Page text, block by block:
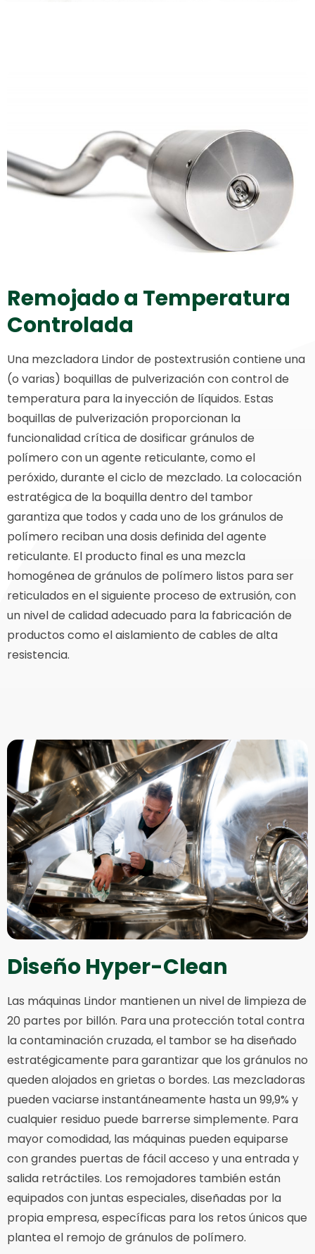
Remojado a Temperatura
Controlada
Una mezcladora Lindor de postextrusión contiene una
(o varias) boquillas de pulverización con control de
temperatura para la inyección de líquidos. Estas
boquillas de pulverización proporcionan la
funcionalidad crítica de dosificar gránulos de
polímero con un agente reticulante, como el
peróxido, durante el ciclo de mezclado. La colocación
estratégica de la boquilla dentro del tambor
garantiza que todos y cada uno de los gránulos de
polímero reciban una dosis definida del agente
reticulante. El producto final es una mezcla
homogénea de gránulos de polímero listos para ser
reticulados en el siguiente proceso de extrusión, con
un nivel de calidad adecuado para la fabricación de
productos como el aislamiento de cables de alta
resistencia.
Diseño Hyper-Clean
Las máquinas Lindor mantienen un nivel de limpieza de
20 partes por billón. Para una protección total contra
la contaminación cruzada, el tambor se ha diseñado
estratégicamente para garantizar que los gránulos no
queden alojados en grietas o bordes. Las mezcladoras
pueden vaciarse instantáneamente hasta un 99,9% y
cualquier residuo puede barrerse simplemente. Para
mayor comodidad, las máquinas pueden equiparse
con grandes puertas de fácil acceso y una entrada y
salida retráctiles. Los remojadores también están
equipados con juntas especiales, diseñadas por la
propia empresa, específicas para los retos únicos que
plantea el remojo de gránulos de polímero.